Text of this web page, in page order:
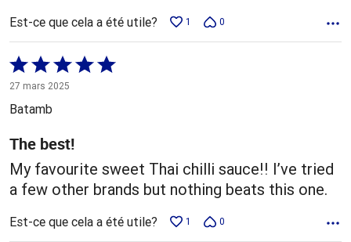
Est-ce que cela a été utile? 1 0
Coté
5 sur
5
27 mars 2025
Batamb
The best!
My favourite sweet Thai chilli sauce!! I’ve tried
a few other brands but nothing beats this one.
Est-ce que cela a été utile? 1 0